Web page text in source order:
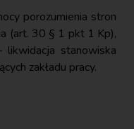
porozumienia stron
(art. 30 § 1 pkt 1 Kp),
stanowiska
zakładu pracy.